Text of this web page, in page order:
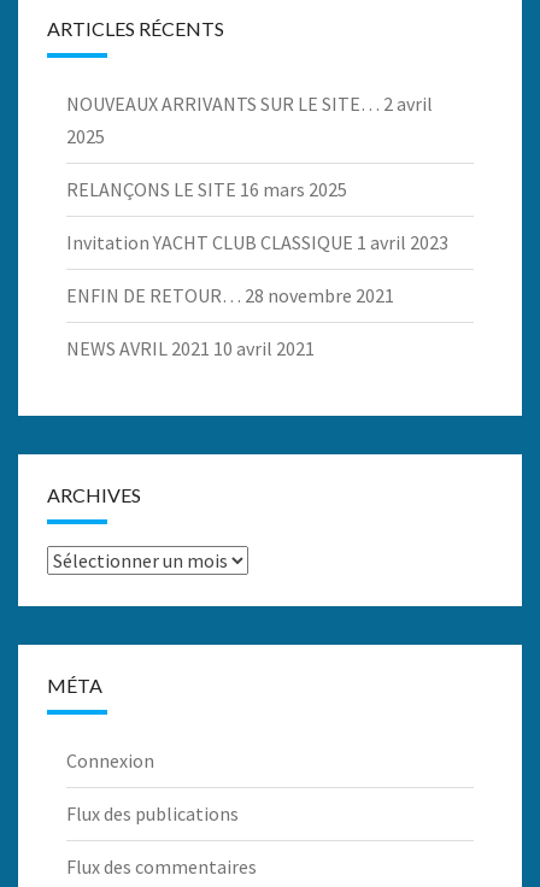
ARTICLES RÉCENTS
NOUVEAUX ARRIVANTS SUR LE SITE… 2 avril
2025
RELANÇONS LE SITE 16 mars 2025
Invitation YACHT CLUB CLASSIQUE 1 avril 2023
ENFIN DE RETOUR… 28 novembre 2021
NEWS AVRIL 2021 10 avril 2021
ARCHIVES
Archives
MÉTA
Connexion
Flux des publications
Flux des commentaires